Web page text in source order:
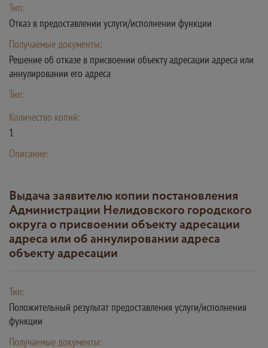
Тип:
Отказ в предоставлении услуги/исполнении функции
Получаемые документы:
Решение об отказе в присвоении объекту адресации адреса или
аннулировании его адреса
Тип:
Количество копий:
1
Описание:
Выдача заявителю копии постановления
Администрации Нелидовского городского
округа о присвоении объекту адресации
адреса или об аннулировании адреса
объекту адресации
Тип:
Положительный результат предоставления услуги/исполнения
функции
Получаемые документы: